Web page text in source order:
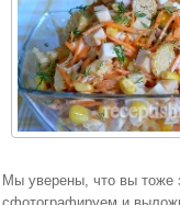
Мы уверены, что вы тоже